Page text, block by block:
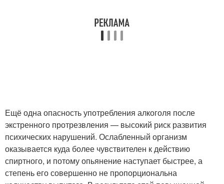
Ещё одна опасность употребления алкоголя после
экстренного протрезвления — высокий риск развития
психических нарушений. Ослабленный организм
оказывается куда более чувствителен к действию
спиртного, и потому опьянение наступает быстрее, а
степень его совершенно не пропорциональна